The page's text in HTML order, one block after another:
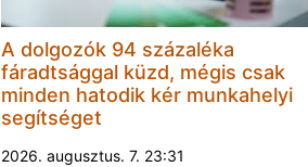
A dolgozók 94 százaléka
fáradtsággal küzd, mégis csak
minden hatodik kér munkahelyi
segítséget
2026. augusztus. 7. 23:31